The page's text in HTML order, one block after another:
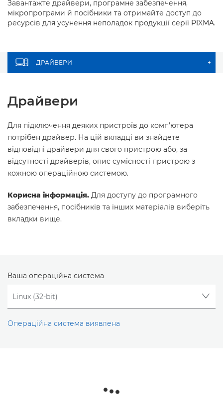
Завантажте драйвери, програмне забезпечення,
мікропрограми й посібники та отримайте доступ до
ресурсів для усунення неполадок продукції серії PIXMA.
ДРАЙВЕРИ +
Драйвери
Для підключення деяких пристроїв до комп’ютера
потрібен драйвер. На цій вкладці ви знайдете
відповідні драйвери для свого пристрою або, за
відсутності драйверів, опис сумісності пристрою з
кожною операційною системою.
Корисна інформація. Для доступу до програмного
забезпечення, посібників та інших матеріалів виберіть
вкладки вище.
Ваша операційна система
Операційна система виявлена